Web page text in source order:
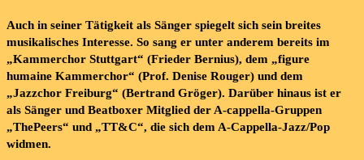
Auch in seiner Tätigkeit als Sänger spiegelt sich sein breites
musikalisches Interesse. So sang er unter anderem bereits im
„Kammerchor Stuttgart“ (Frieder Bernius), dem „figure
humaine Kammerchor“ (Prof. Denise Rouger) und dem
„Jazzchor Freiburg“ (Bertrand Gröger). Darüber hinaus ist er
als Sänger und Beatboxer Mitglied der A-cappella-Gruppen
„ThePeers“ und „TT&C“, die sich dem A-Cappella-Jazz/Pop
widmen.